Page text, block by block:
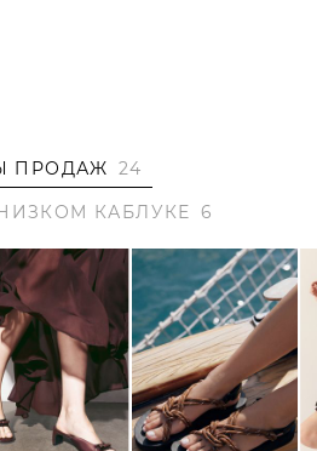
ПРОДАЖ 24
КАБЛУКЕ 6